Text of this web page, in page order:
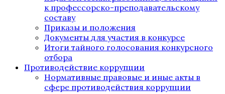
к профессорско-преподавательскому
составу
Приказы и положения
Документы для участия в конкурсе
Итоги тайного голосования конкурсного
отбора
Противодействие коррупции
Нормативные правовые и иные акты в
сфере противодействия коррупции